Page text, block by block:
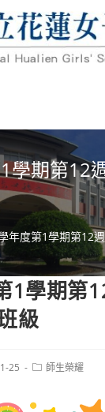
學期第12
年度第1學期第12
1學期第
級
25
Post師生榮耀